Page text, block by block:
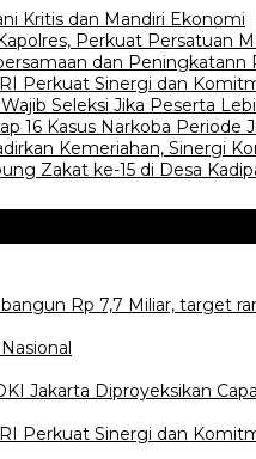
Kritis dan Mandiri Ekonomi
Perkuat Persatuan
dan Peningkatann
Perkuat Sinergi dan
Seleksi Jika Peserta
16 Kasus Narkoba Periode
Kemeriahan, Sinergi
Zakat ke-15 di Desa
Rp 7,7 Miliar, target
Jakarta Diproyeksikan
Perkuat Sinergi dan